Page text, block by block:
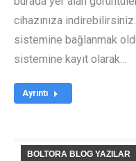
cihazınıza
sistemine bağlanmak
sistemine kayıt olarak…
Ayrıntı
BOLTORA BLOG YAZILAR